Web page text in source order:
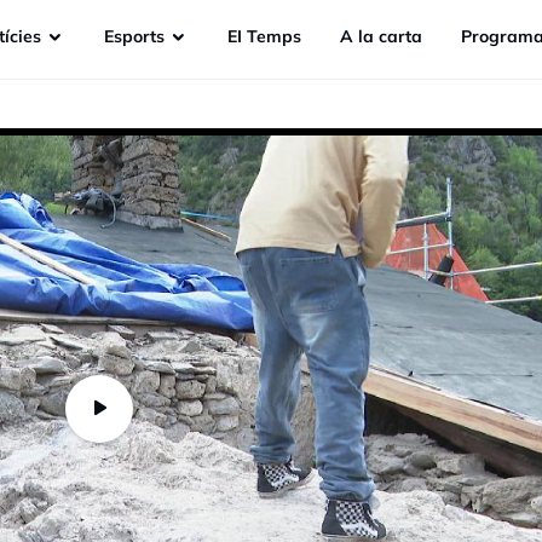
Esports EI Temps A la carta